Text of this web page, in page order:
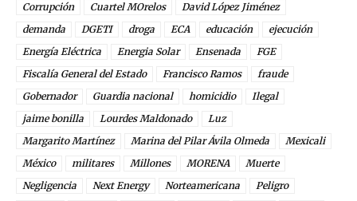
Corrupción
Cuartel MOrelos
David López Jiménez
demanda
DGETI droga ECA educación
ejecución
Energía Eléctrica
Energia Solar Ensenada
FGE
Fiscalía General del Estado
Francisco Ramos
fraude
Gobernador
Guardia nacional homicidio
Ilegal
jaime bonilla
Lourdes Maldonado
Luz
Margarito Martínez
Marina del Pilar Ávila Olmeda
Mexicali
México
militares Millones MORENA
Muerte
Negligencia
Next Energy Norteamericana
Peligro